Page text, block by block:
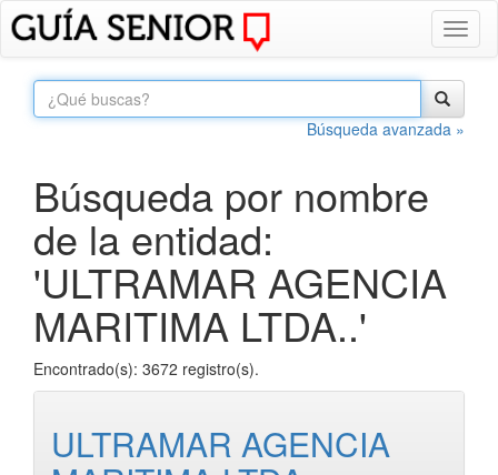
Búsqueda avanzada »
Búsqueda por nombre
de la entidad:
'ULTRAMAR AGENCIA
MARITIMA LTDA..'
Encontrado(s): 3672 registro(s).
ULTRAMAR AGENCIA